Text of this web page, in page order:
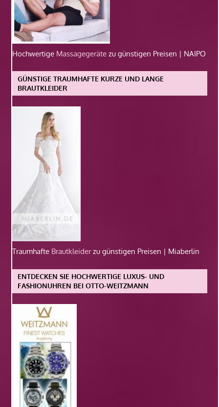
Hochwertige Massagegeräte zu günstigen Preisen | NAIPO
GÜNSTIGE TRAUMHAFTE KURZE UND LANGE
BRAUTKLEIDER
Traumhafte Brautkleiderzu günstigen Preisen | Miaberlin
ENTDECKEN SIE HOCHWERTIGE LUXUS- UND
FASHIONUHREN BEI OTTO-WEITZMANN